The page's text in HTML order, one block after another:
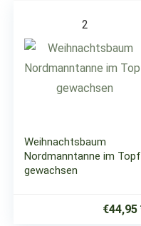
2
Weihnachtsbaum
Nordmanntanne im Topf
gewachsen
€44,95